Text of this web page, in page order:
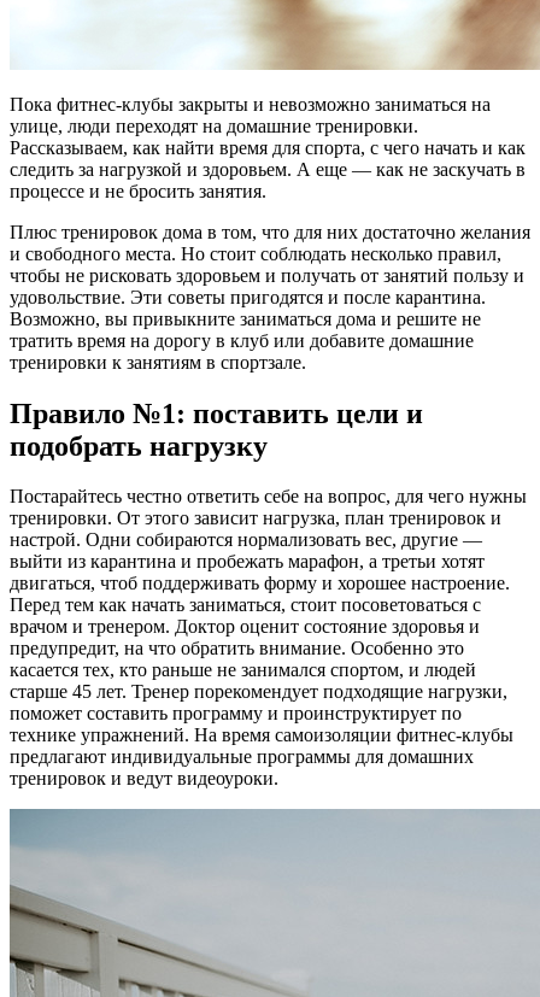
Пока фитнес-клубы закрыты и невозможно заниматься на
улице, люди переходят на домашние тренировки.
Рассказываем, как найти время для спорта, с чего начать и как
следить за нагрузкой и здоровьем. А еще — как не заскучать в
процессе и не бросить занятия.
Плюс тренировок дома в том, что для них достаточно желания
и свободного места. Но стоит соблюдать несколько правил,
чтобы не рисковать здоровьем и получать от занятий пользу и
удовольствие. Эти советы пригодятся и после карантина.
Возможно, вы привыкните заниматься дома и решите не
тратить время на дорогу в клуб или добавите домашние
тренировки к занятиям в спортзале.
Правило №1: поставить цели и
подобрать нагрузку
Постарайтесь честно ответить себе на вопрос, для чего нужны
тренировки. От этого зависит нагрузка, план тренировок и
настрой. Одни собираются нормализовать вес, другие —
выйти из карантина и пробежать марафон, а третьи хотят
двигаться, чтоб поддерживать форму и хорошее настроение.
Перед тем как начать заниматься, стоит посоветоваться с
врачом и тренером. Доктор оценит состояние здоровья и
предупредит, на что обратить внимание. Особенно это
касается тех, кто раньше не занимался спортом, и людей
старше 45 лет. Тренер порекомендует подходящие нагрузки,
поможет составить программу и проинструктирует по
технике упражнений. На время самоизоляции фитнес-клубы
предлагают индивидуальные программы для домашних
тренировок и ведут видеоуроки.